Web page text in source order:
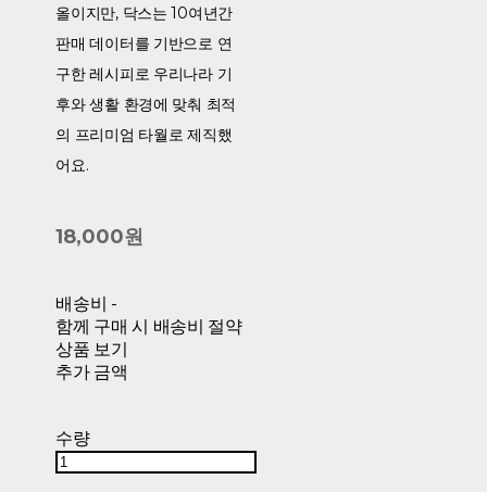
올이지만, 닥스는 10여년간
판매 데이터를 기반으로 연
구한 레시피로 우리나라 기
후와 생활 환경에 맞춰 최적
의 프리미엄 타월로 제직했
어요.
18,000원
배송비 -
함께 구매 시 배송비 절약
상품 보기
추가 금액
수량